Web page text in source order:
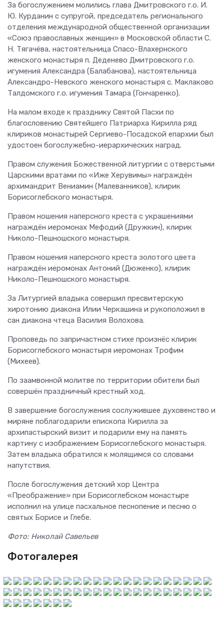
За богослужением молились глава Дмитровского г.о. И.
Ю. Курданин с супругой, председатель регионального
отделения международной общественной организации
«Союз православных женщин» в Московской области С.
Н. Тягачёва, настоятельница Спасо-Влахернского
женского монастыря п. Деденево Дмитровского г.о.
игумения Александра (Балабанова), настоятельница
Александро-Невского женского монастыря с. Маклаково
Талдомского г.о. игумения Тамара (Гончаренко).
На малом входе к празднику Святой Пасхи по
благословению Святейшего Патриарха Кирилла ряд
клириков монастырей Сергиево-Посадской епархии был
удостоен богослужебно-иерархических наград.
Правом служения Божественной литургии с отверстыми
Царскими вратами по «Иже Херувимы» награждён
архимандрит Вениамин (Малеванников), клирик
Борисоглебского монастыря.
Правом ношения наперсного креста с украшениями
награждён иеромонах Мефодий (Дружкин), клирик
Николо-Пешношского монастыря.
Правом ношения наперсного креста золотого цвета
награждён иеромонах Антоний (Дюженко), клирик
Николо-Пешношского монастыря.
За Литургией владыка совершил пресвитерскую
хиротонию диакона Илии Черкашина и рукоположил в
сан диакона чтеца Василия Волохова.
Проповедь по запричастном стихе произнёс клирик
Борисоглебского монастыря иеромонах Трофим
(Михеев).
По заамвонной молитве по территории обители был
совершён праздничный крестный ход.
В завершение богослужения сослужившее духовенство и
миряне поблагодарили епископа Кирилла за
архипастырский визит и подарили ему на память
картину с изображением Борисоглебского монастыря.
Затем владыка обратился к молящимся со словами
напутствия.
После богослужения детский хор Центра
«Преображение» при Борисоглебском монастыре
исполнил на улице пасхальное песнопение и песню о
святых Борисе и Глебе.
Фото: Николай Савельев
Фотогалерея